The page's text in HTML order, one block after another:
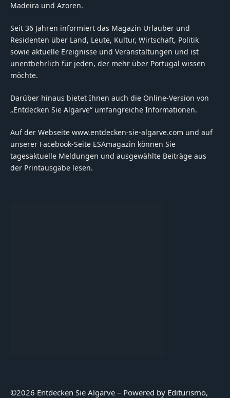
Madeira und Azoren.
Seit 36 Jahren informiert das Magazin Urlauber und
Residenten über Land, Leute, Kultur, Wirtschaft, Politik
sowie aktuelle Ereignisse und Veranstaltungen und ist
unentbehrlich für jeden, der mehr über Portugal wissen
möchte.
Darüber hinaus bietet Ihnen auch die Online-Version von
„Entdecken Sie Algarve“ umfangreiche Informationen.
Auf der Webseite www.entdecken-sie-algarve.com und auf
unserer Facebook-Seite ESAmagazin können Sie
tagesaktuelle Meldungen und ausgewählte Beiträge aus
der Printausgabe lesen.
©2026 Entdecken Sie Algarve – Powered by Editurismo,